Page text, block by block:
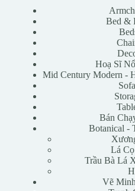
Bed &
Hoạ Sĩ
Mid Century Modern -
Bán
Botanical -
Lá
Trầu Bà Lá
Vẽ